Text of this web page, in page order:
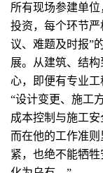
所有现场参建单
投资，每个环节
议、难题及时报”
展。从建筑、结
心，即便有专业工
“设计变更、施工
成本控制与施工
而在他的工作准
紧，也绝不能牺